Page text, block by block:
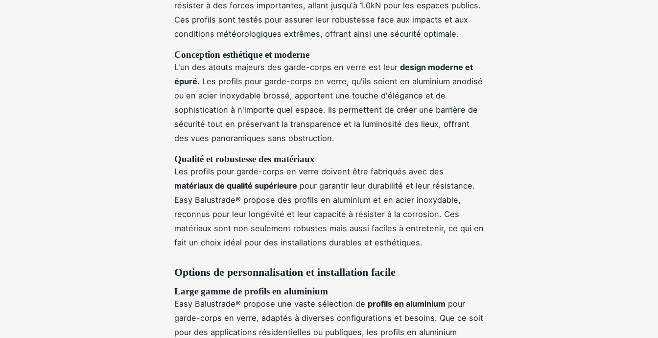
résister à des forces importantes, allant jusqu'à 1.0kN pour les espaces publics.
Ces profils sont testés pour assurer leur robustesse face aux impacts et aux
conditions météorologiques extrêmes, offrant ainsi une sécurité optimale.
Conception esthétique et moderne
L'un des atouts majeurs des garde-corps en verre est leur design moderne et
épuré. Les profils pour garde-corps en verre, qu'ils soient en aluminium anodisé
ou en acier inoxydable brossé, apportent une touche d'élégance et de
sophistication à n'importe quel espace. Ils permettent de créer une barrière de
sécurité tout en préservant la transparence et la luminosité des lieux, offrant
des vues panoramiques sans obstruction.
Qualité et robustesse des matériaux
Les profils pour garde-corps en verre doivent être fabriqués avec des
matériaux de qualité supérieure pour garantir leur durabilité et leur résistance.
Easy Balustrade® propose des profils en aluminium et en acier inoxydable,
reconnus pour leur longévité et leur capacité à résister à la corrosion. Ces
matériaux sont non seulement robustes mais aussi faciles à entretenir, ce qui en
fait un choix idéal pour des installations durables et esthétiques.
Options de personnalisation et installation facile
Large gamme de profils en aluminium
Easy Balustrade® propose une vaste sélection de profils en aluminium pour
garde-corps en verre, adaptés à diverses configurations et besoins. Que ce soit
pour des applications résidentielles ou publiques, les profils en aluminium